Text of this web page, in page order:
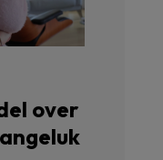
over